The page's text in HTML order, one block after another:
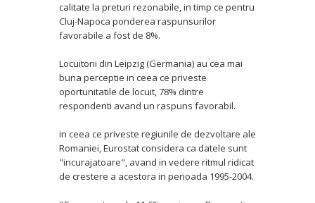
calitate la preturi rezonabile, in timp ce pentru
Cluj-Napoca ponderea raspunsurilor
favorabile a fost de 8%.
Locuitorii din Leipzig (Germania) au cea mai
buna perceptie in ceea ce priveste
oportunitatile de locuit, 78% dintre
respondenti avand un raspuns favorabil.
in ceea ce priveste regiunile de dezvoltare ale
Romaniei, Eurostat considera ca datele sunt
"incurajatoare", avand in vedere ritmul ridicat
de crestere a acestora in perioada 1995-2004.